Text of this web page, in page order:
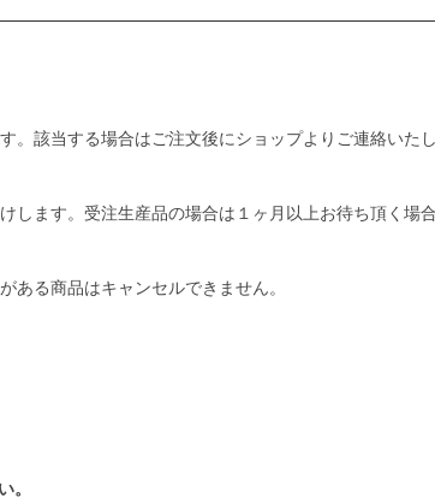
該当する場合はご注文後にショップよりご連絡いたし
ます。受注生産品の場合は１ヶ月以上お待ち頂く場合
ある商品はキャンセルできません。
。